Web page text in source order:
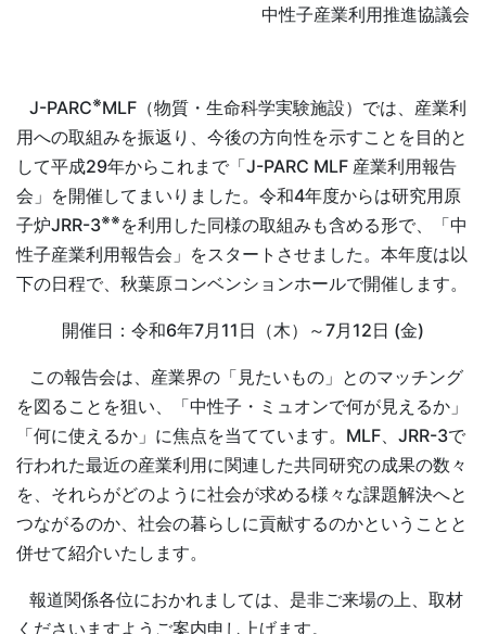
中性子産業利用推進協議会
J-PARC※MLF（物質・生命科学実験施設）では、産業利
用への取組みを振返り、今後の方向性を示すことを目的と
して平成29年からこれまで「J-PARC MLF 産業利用報告
会」を開催してまいりました。令和4年度からは研究用原
子炉JRR-3※※ を利用した同様の取組みも含める形で、「中
性子産業利用報告会」をスタートさせました。本年度は以
下の日程で、秋葉原コンベンションホールで開催します。
開催日：令和6年7月11日（木）～7月12日 (金)
この報告会は、産業界の「見たいもの」とのマッチング
を図ることを狙い、「中性子・ミュオンで何が見えるか」
「何に使えるか」に焦点を当てています。MLF、JRR-3で
行われた最近の産業利用に関連した共同研究の成果の数々
を、それらがどのように社会が求める様々な課題解決へと
つながるのか、社会の暮らしに貢献するのかということと
併せて紹介いたします。
報道関係各位におかれましては、是非ご来場の上、取材
くださいますようご案内申し上げます。